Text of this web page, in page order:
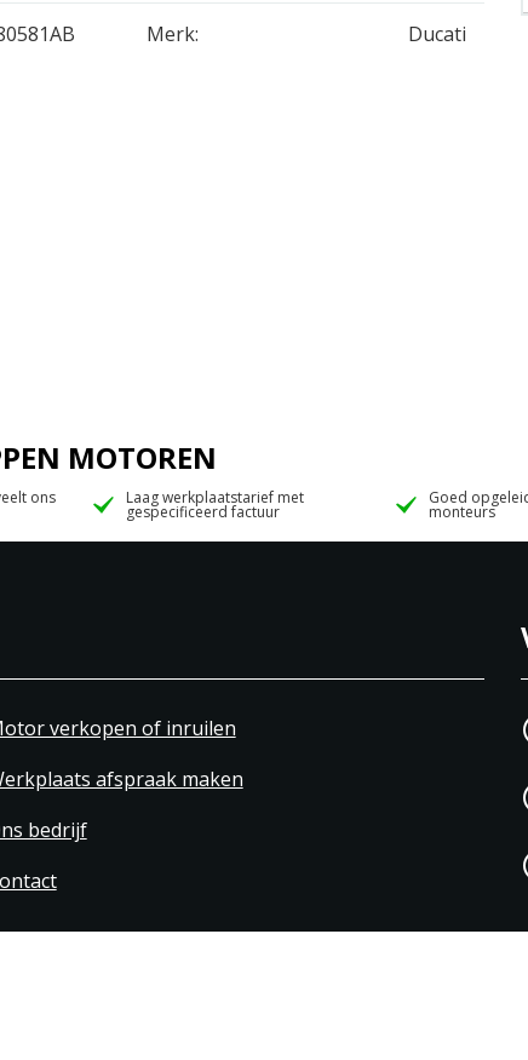
Merk: Ducati
MOTOREN
ons Laag werkplaatstarief met
gespecificeerd factuur
Goed
monteurs
verkopen of inruilen
afspraak maken
bedrijf